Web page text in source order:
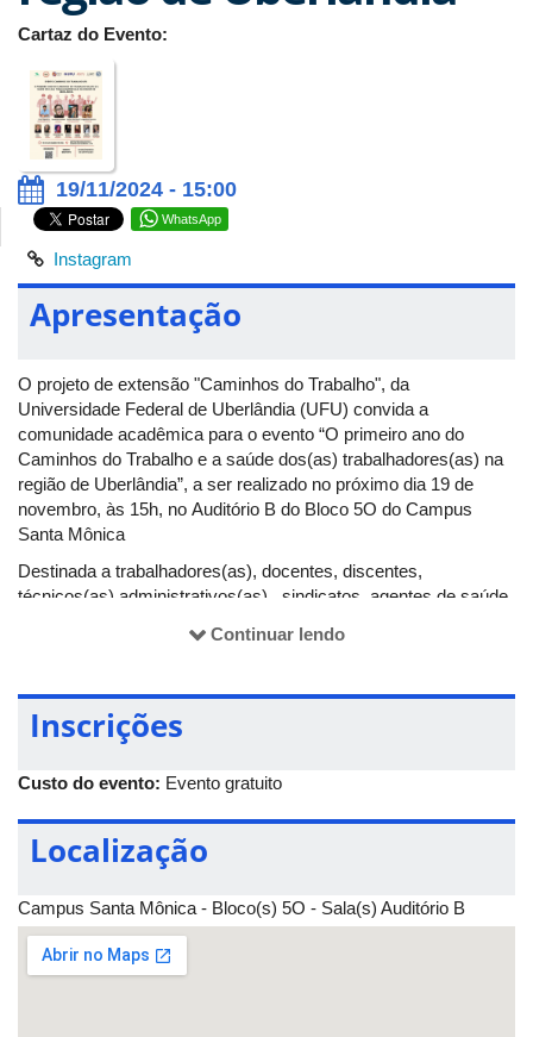
Cartaz do Evento:
19/11/2024 - 15:00
WhatsApp
Instagram
Apresentação
O projeto de extensão "Caminhos do Trabalho", da
Universidade Federal de Uberlândia (UFU) convida a
comunidade acadêmica para o evento “O primeiro ano do
Caminhos do Trabalho e a saúde dos(as) trabalhadores(as) na
região de Uberlândia”, a ser realizado no próximo dia 19 de
novembro, às 15h, no Auditório B do Bloco 5O do Campus
Santa Mônica
Destinada a trabalhadores(as), docentes, discentes,
técnicos(as) administrativos(as) , sindicatos, agentes de saúde,
como objetivo apresentar os resultados alcançados pelo projeto
redução dos problemas de saúde que afetam os
trabalhadores de Uberlândia e região.
Continuar lendo
Inscrições
Custo do evento: Evento gratuito
Localização
Campus Santa Mônica - Bloco(s) 5O - Sala(s) Auditório B